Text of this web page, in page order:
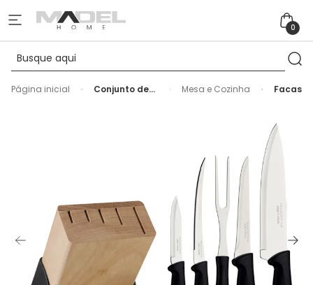
0
Página inicial
Conjunto de
Mesa e Cozinha Facas